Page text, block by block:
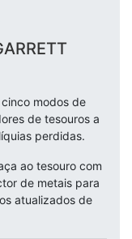
modos de
de tesouros a
perdidas.
ao tesouro com
de metais para
atualizados de